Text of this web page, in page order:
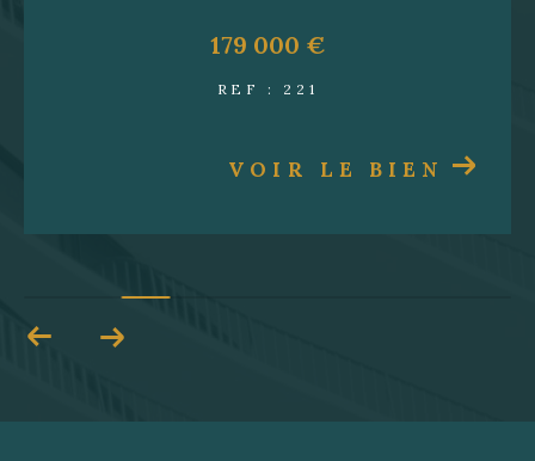
recherche de locataires à la gestion du
quotidien, notre équipe s’assure que votre bien
propriétaire, nous offrons une gestion clé en
rentabilité optimale sans tracas.
ce soit pour un achat, une vente, un
à votre disposition. Contactez-nous dès
179 000 €
REF : 221
VOIR LE BIEN